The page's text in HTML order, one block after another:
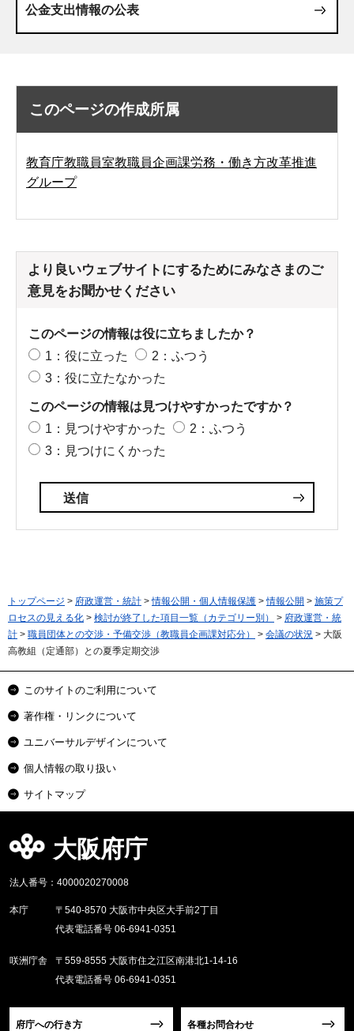
公金支出情報の公表
このページの作成所属
教育庁教職員室教職員企画課労務・働き方改革推進
グループ
より良いウェブサイトにするためにみなさまのご
意見をお聞かせください
このページの情報は役に立ちましたか？
1：役に立った
2：ふつう
3：役に立たなかった
このページの情報は見つけやすかったですか？
1：見つけやすかった
2：ふつう
3：見つけにくかった
トップページ > 府政運営・統計 >情報公開・個人情報保護 >情報公開 > 施策プ
ロセスの見える化 > 検討が終了した項目一覧（カテゴリー別） > 府政運営・統
計 > 職員団体との交渉・予備交渉（教職員企画課対応分） > 会議の状況 > 大阪
高教組（定通部）との夏季定期交渉
このサイトのご利用について
著作権・リンクについて
ユニバーサルデザインについて
個人情報の取り扱い
サイトマップ
大阪府庁
法人番号：4000020270008
本庁
〒540-8570 大阪市中央区大手前2丁目
代表電話番号 06-6941-0351
咲洲庁舎
〒559-8555 大阪市住之江区南港北1-14-16
代表電話番号 06-6941-0351
府庁への行き方 各種お問合わせ